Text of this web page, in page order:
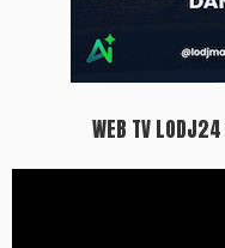
WEB TV